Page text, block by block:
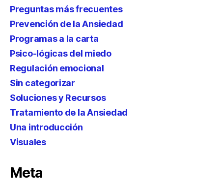
Preguntas más frecuentes
Prevención de la Ansiedad
Programas a la carta
Psico-lógicas del miedo
Regulación emocional
Sin categorizar
Soluciones y Recursos
Tratamiento de la Ansiedad
Una introducción
Visuales
Meta